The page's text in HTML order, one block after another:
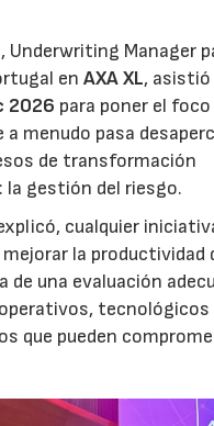
Underwriting Manager
enAXA XL, asistió
2026 para poner el foco
a menudo pasa
de transformación
la gestión del riesgo.
cualquier
la productividad
de una evaluación
tecnológicos
que pueden